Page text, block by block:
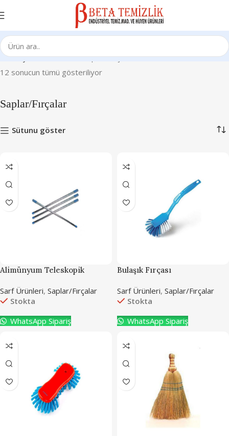
Ana Sayfa Sarf Ürünleri Saplar/Fırçalar
12 sonucun tümü gösteriliyor
Saplar/Fırçalar
Sütunu göster
Alimünyum Teleskopik
Sarf Ürünleri, Saplar/Fırçalar
Stokta
WhatsApp Sipariş
Bulaşık Fırçası
Sarf Ürünleri, Saplar/Fırçalar
Stokta
WhatsApp Sipariş